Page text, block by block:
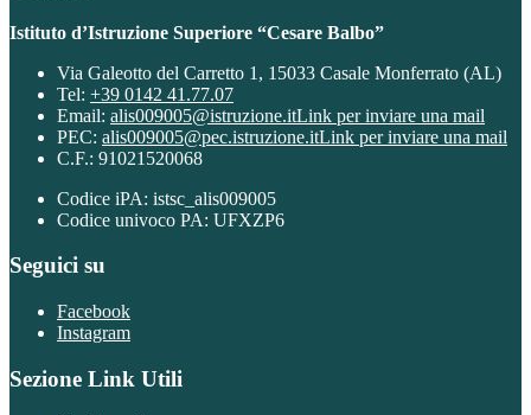
Istituto d’Istruzione Superiore “Cesare Balbo”
Via Galeotto del Carretto 1, 15033 Casale Monferrato (AL)
Tel: +39 0142 41.77.07
Email: alis009005@istruzione.itLink per inviare una mail
PEC: alis009005@pec.istruzione.itLink per inviare una mail
C.F.: 91021520068
Codice iPA: istsc_alis009005
Codice univoco PA: UFXZP6
Seguici su
Facebook
Instagram
Sezione Link Utili